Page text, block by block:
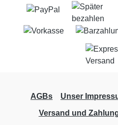
AGBs Unser
Versand und